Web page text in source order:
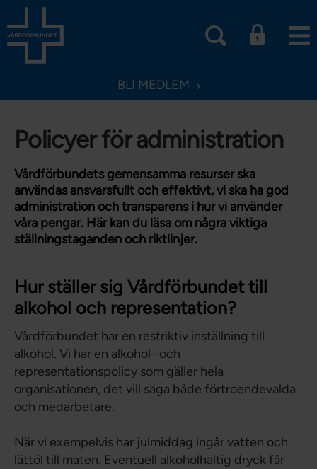
BLI MEDLEM
Policyer för administration
Vårdförbundets gemensamma resurser ska
användas ansvarsfullt och effektivt, vi ska ha god
administration och transparens i hur vi använder
våra pengar. Här kan du läsa om några viktiga
ställningstaganden och riktlinjer.
Hur ställer sig Vårdförbundet till
alkohol och representation?
Vårdförbundet har en restriktiv inställning till
alkohol. Vi har en alkohol- och
representationspolicy som gäller hela
organisationen, det vill säga både förtroendevalda
och medarbetare.
När vi exempelvis har julmiddag ingår vatten och
lättöl till maten. Eventuell alkoholhaltig dryck får